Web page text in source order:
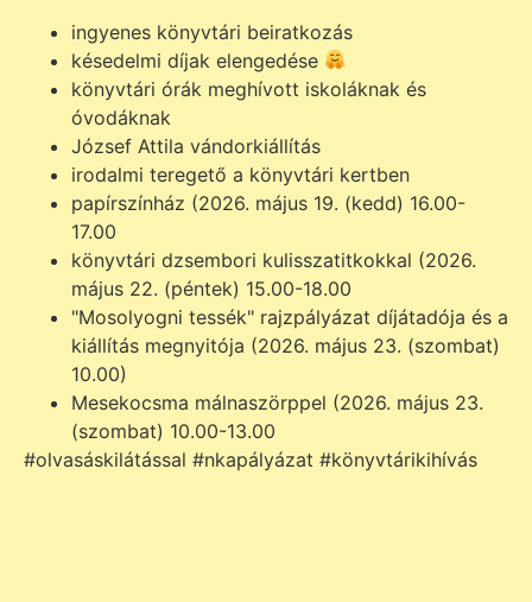
ingyenes könyvtári beiratkozás
késedelmi díjak elengedése
könyvtári órák meghívott iskoláknak és
óvodáknak
József Attila vándorkiállítás
irodalmi teregető a könyvtári kertben
papírszínház (2026. május 19. (kedd) 16.00-
17.00
könyvtári dzsembori kulisszatitkokkal (2026.
május 22. (péntek) 15.00-18.00
"Mosolyogni tessék" rajzpályázat díjátadója és a
kiállítás megnyitója (2026. május 23. (szombat)
10.00)
Mesekocsma málnaszörppel (2026. május 23.
(szombat) 10.00-13.00
#olvasáskilátással #nkapályázat #könyvtárikihívás